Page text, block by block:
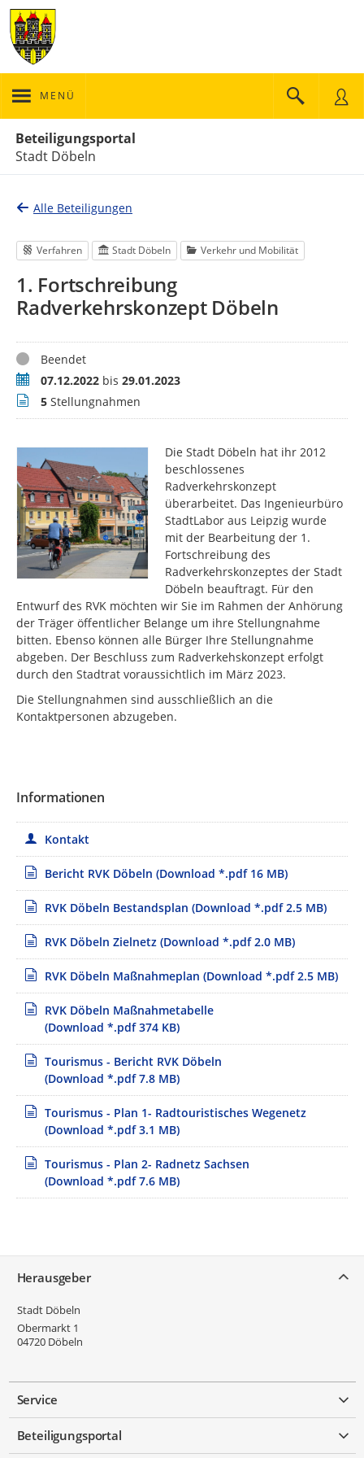
MENÜ
Beteiligungsportal
Stadt Döbeln
Alle Beteiligungen
Verfahren Stadt Döbeln Verkehr und Mobilität
1. Fortschreibung
Radverkehrskonzept Döbeln
StatusBeendet
Zeitraum07.12.2022 bis 29.01.2023
Stellungnahmen
5 Stellungnahmen
Die Stadt Döbeln hat ihr 2012
beschlossenes
Radverkehrskonzept
überarbeitet. Das Ingenieurbüro
StadtLabor aus Leipzig wurde
mit der Bearbeitung der 1.
Fortschreibung des
Radverkehrskonzeptes der Stadt
Döbeln beauftragt. Für den
Entwurf des RVK möchten wir Sie im Rahmen der Anhörung
der Träger öffentlicher Belange um ihre Stellungnahme
bitten. Ebenso können alle Bürger Ihre Stellungnahme
abgeben. Der Beschluss zum Radverkehskonzept erfolgt
durch den Stadtrat voraussichtlich im März 2023.
Die Stellungnahmen sind ausschließlich an die
Kontaktpersonen abzugeben.
Informationen
Kontakt
Bericht RVK Döbeln (Download *.pdf 16 MB)
RVK Döbeln Bestandsplan (Download *.pdf 2.5 MB)
RVK Döbeln Zielnetz (Download *.pdf 2.0 MB)
RVK Döbeln Maßnahmeplan (Download *.pdf 2.5 MB)
RVK Döbeln Maßnahmetabelle
(Download *.pdf 374 KB)
Tourismus - Bericht RVK Döbeln
(Download *.pdf 7.8 MB)
Tourismus - Plan 1- Radtouristisches Wegenetz
(Download *.pdf 3.1 MB)
Tourismus - Plan 2- Radnetz Sachsen
(Download *.pdf 7.6 MB)
Herausgeber
Stadt Döbeln
Obermarkt 1
04720 Döbeln
Service
Beteiligungsportal